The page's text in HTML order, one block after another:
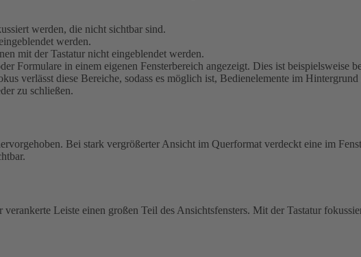
werden, die nicht sichtbar sind.
werden.
mit der Tastatur nicht eingeblendet werden.
Formulare in einem eigenen Fensterbereich angezeigt. Dies ist beispielsweise
verlässt diese Bereiche, sodass es möglich ist, Bedienelemente im
zu schließen.
Bei stark vergrößerter Ansicht im Querformat verdeckt eine im
Leiste einen großen Teil des Ansichtsfensters. Mit der Tastatur